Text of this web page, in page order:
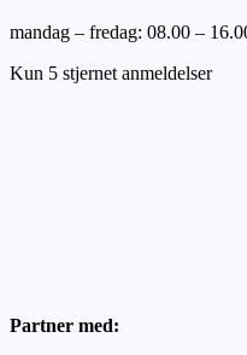
mandag – fredag: 08.00 –
Kun 5 stjernet anmeldelser
Partner med: